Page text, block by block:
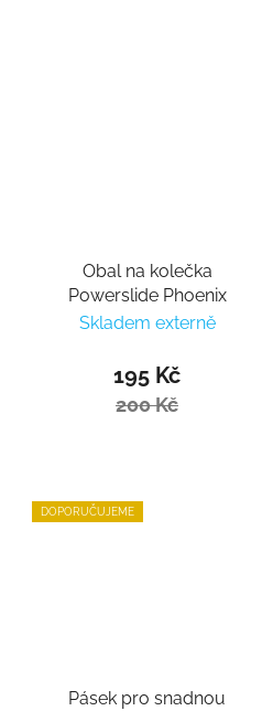
Obal na kolečka
Powerslide Phoenix
Skladem externě
195 Kč
200 Kč
DOPORUČUJEME
Pásek pro snadnou